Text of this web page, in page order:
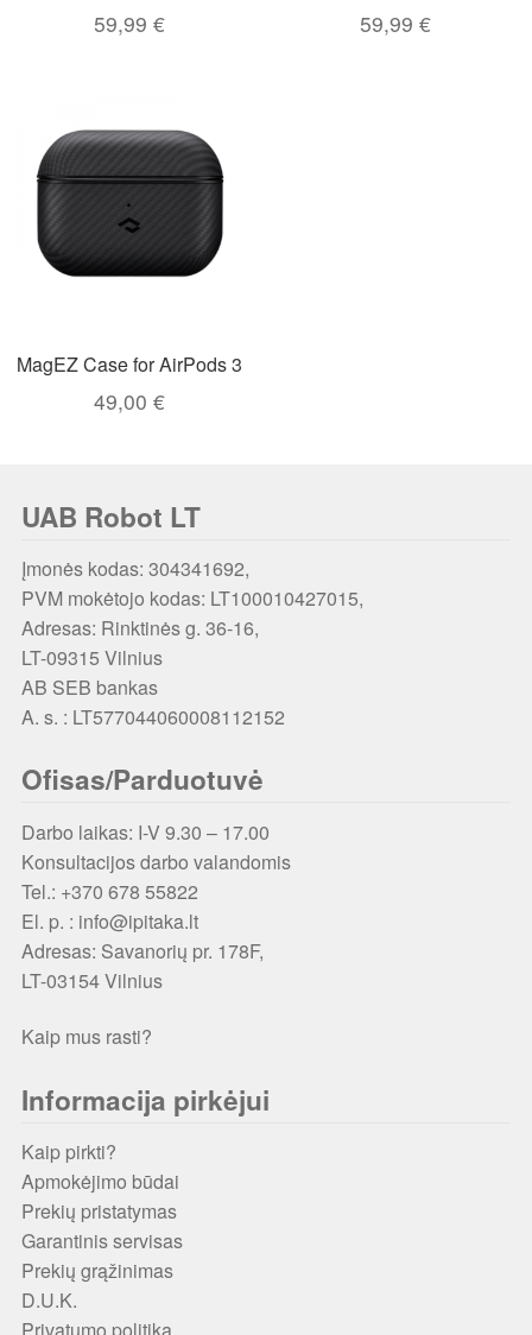
59,99€ 59,99€
MagEZ Case for AirPods 3
49,00€
UAB Robot LT
Įmonės kodas: 304341692,
PVM mokėtojo kodas: LT100010427015,
Adresas: Rinktinės g. 36-16,
LT-09315 Vilnius
AB SEB bankas
A. s. : LT577044060008112152
Ofisas/Parduotuvė
Darbo laikas: I-V 9.30 – 17.00
Konsultacijos darbo valandomis
Tel.: +370 678 55822
El. p. : info@ipitaka.lt
Adresas: Savanorių pr. 178F,
LT-03154 Vilnius
Kaip mus rasti?
Informacija pirkėjui
Kaip pirkti?
Apmokėjimo būdai
Prekių pristatymas
Garantinis servisas
Prekių grąžinimas
D.U.K.